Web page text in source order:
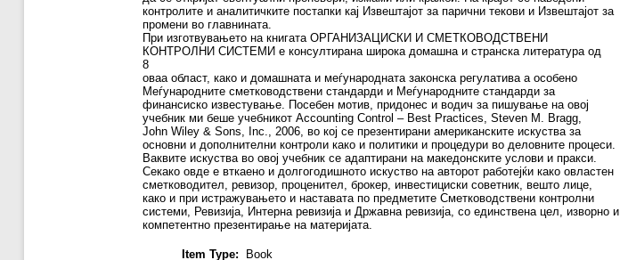
контролите и аналитичките постапки кај Извештајот за парични текови и Извештајот за
промени во главнината.
При изготвувањето на книгата ОРГАНИЗАЦИСКИ И СМЕТКОВОДСТВЕНИ
КОНТРОЛНИ СИСТЕМИ е консултирана широка домашна и странска литература од
8
оваа област, како и домашната и меѓународната законска регулатива а особено
Меѓународните сметководствени стандарди и Меѓународните стандарди за
финансиско известување. Посебен мотив, придонес и водич за пишување на овој
учебник ми беше учебникот Accounting Control – Best Practices, Steven M. Bragg,
John Wiley & Sons, Inc., 2006, во кој се презентирани американските искуства за
основни и дополнителни контроли како и политики и процедури во деловните процеси.
Ваквите искуства во овој учебник се адаптирани на македонските услови и пракси.
Секако овде е вткаено и долгогодишното искуство на авторот работејќи како овластен
сметководител, ревизор, проценител, брокер, инвестициски советник, вешто лице,
како и при истражувањето и наставата по предметите Сметководствени контролни
системи, Ревизија, Интерна ревизија и Државна ревизија, со единствена цел, изворно и
компетентно презентирање на материјата.
Item Type: Book